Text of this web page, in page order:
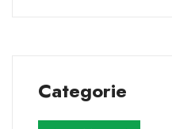
Categorie